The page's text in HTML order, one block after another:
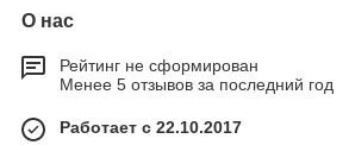
О нас
Рейтинг не сформирован
Менее 5 отзывов за последний год
Работает с 22.10.2017